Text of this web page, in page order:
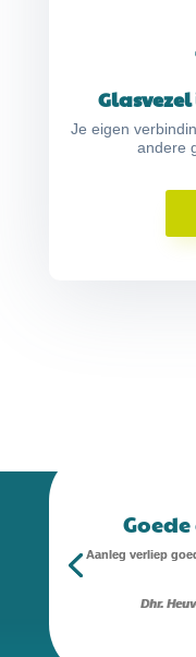
Je eigen
andere
Aanleg verliep
Dhr.